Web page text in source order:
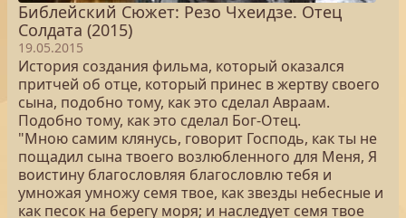
Библейский Сюжет: Резо Чхеидзе. Отец
Солдата (2015)
19.05.2015
История создания фильма, который оказался
притчей об отце, который принес в жертву своего
сына, подобно тому, как это сделал Авраам.
Подобно тому, как это сделал Бог-Отец.
"Мною самим клянусь, говорит Господь, как ты не
пощадил сына твоего возлюбленного для Меня, Я
воистину благословляя благословлю тебя и
умножая умножу семя твое, как звезды небесные и
как песок на берегу моря; и наследует семя твое